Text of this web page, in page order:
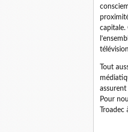
capitale.
Tout
Pour